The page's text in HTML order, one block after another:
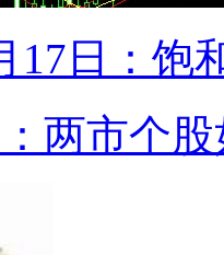
17日：饱
两市个